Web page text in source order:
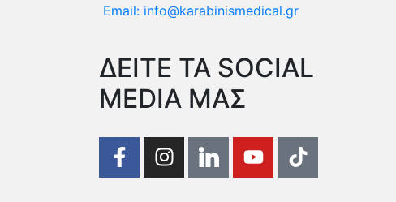
Email: info@karabinismedical.gr
ΔEITE TA SOCIAL
MEDIA ΜΑΣ